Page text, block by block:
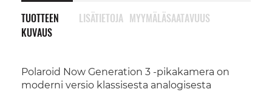
TUOTTEEN
KUVAUS
Polaroid Now Generation 3 -pikakamera on
moderni versio klassisesta analogisesta
LISÄTIETOJA MYYMÄLÄSAATAVUUS